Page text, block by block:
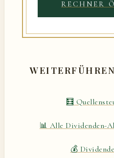
RECHNER
🧮
📊 Alle Dividenden-
💰